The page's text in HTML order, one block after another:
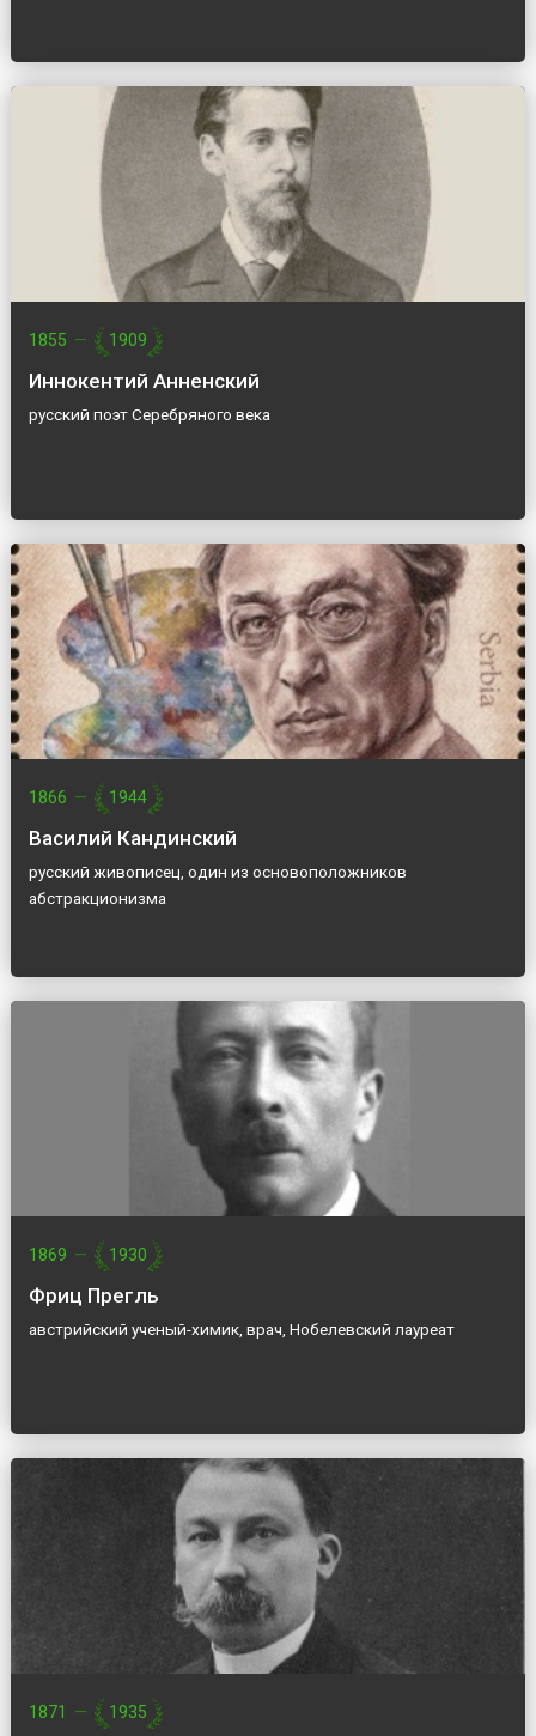
1855 — 1909
Иннокентий Анненский
русский поэт Серебряного века
1866 — 1944
Василий Кандинский
русский живописец, один из основоположников
абстракционизма
1869 — 1930
Фриц Прегль
австрийский ученый-химик, врач, Нобелевский лауреат
1871 — 1935